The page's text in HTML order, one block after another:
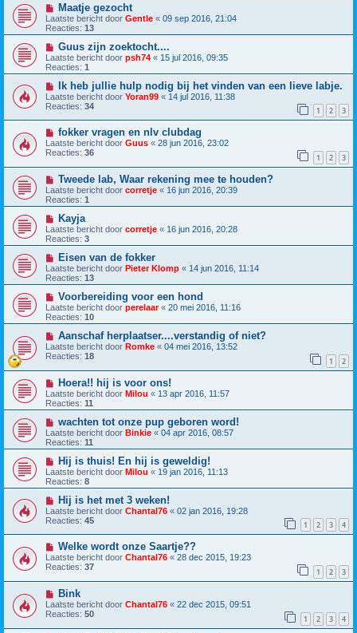
Maatje gezocht
Laatste bericht door Gentle « 09 sep 2016, 21:04
Reacties: 13
Guus zijn zoektocht....
Laatste bericht door psh74 « 15 jul 2016, 09:35
Reacties: 1
Ik heb jullie hulp nodig bij het vinden van een lieve labje.
Laatste bericht door Yoran99 « 14 jul 2016, 11:38
Reacties: 34 1 2 3
fokker vragen en nlv clubdag
Laatste bericht door Guus « 28 jun 2016, 23:02
Reacties: 36 1 2 3
Tweede lab, Waar rekening mee te houden?
Laatste bericht door corretje « 16 jun 2016, 20:39
Reacties: 1
Kayja
Laatste bericht door corretje « 16 jun 2016, 20:28
Reacties: 3
Eisen van de fokker
Laatste bericht door Pieter Klomp « 14 jun 2016, 11:14
Reacties: 13
Voorbereiding voor een hond
Laatste bericht door perelaar« 20 mei 2016, 11:16
Reacties: 10
Aanschaf herplaatser....verstandig of niet?
Laatste bericht door Romke « 04 mei 2016, 13:52
Reacties: 18 1 2
Hoera!! hij is voor ons!
Laatste bericht door Milou « 13 apr 2016, 11:57
Reacties: 11
wachten tot onze pup geboren word!
Laatste bericht door Binkie « 04 apr 2016, 08:57
Reacties: 11
Hij is thuis! En hij is geweldig!
Laatste bericht door Milou « 19 jan 2016, 11:13
Reacties: 8
Hij is het met 3 weken!
Laatste bericht door Chantal76 « 02 jan 2016, 19:28
Reacties: 45 1 2 3 4
Welke wordt onze Saartje??
Laatste bericht door Chantal76 « 28 dec 2015, 19:23
Reacties: 37 1 2 3
Bink
Laatste bericht door Chantal76 « 22 dec 2015, 09:51
Reacties: 50 1 2 3 4